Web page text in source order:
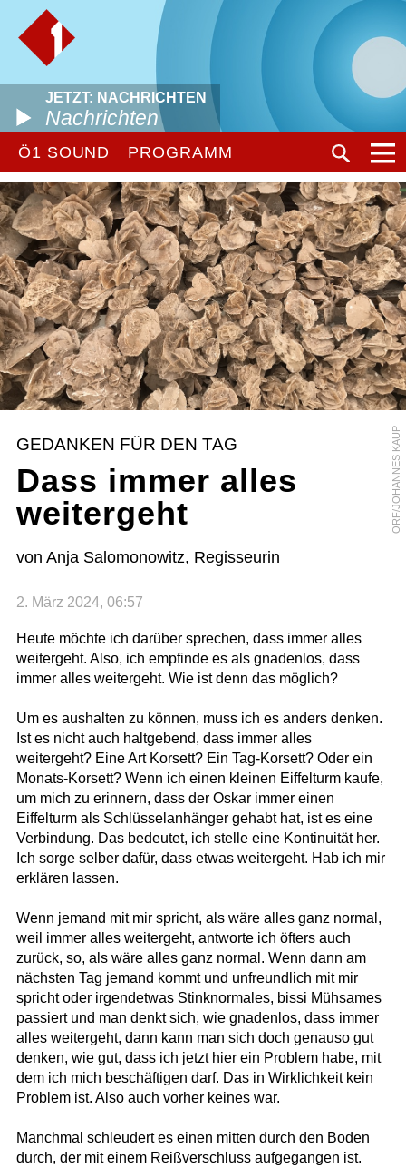
JETZT: NACHRICHTEN
Nachrichten
Ö1 SOUND PROGRAMM
ORF/JOHANNES KAUP
GEDANKEN FÜR DEN TAG
Dass immer alles
weitergeht
von Anja Salomonowitz, Regisseurin
2. März 2024, 06:57
Heute möchte ich darüber sprechen, dass immer alles
weitergeht. Also, ich empfinde es als gnadenlos, dass
immer alles weitergeht. Wie ist denn das möglich?
Um es aushalten zu können, muss ich es anders denken.
Ist es nicht auch haltgebend, dass immer alles
weitergeht? Eine Art Korsett? Ein Tag-Korsett? Oder ein
Monats-Korsett? Wenn ich einen kleinen Eiffelturm kaufe,
um mich zu erinnern, dass der Oskar immer einen
Eiffelturm als Schlüsselanhänger gehabt hat, ist es eine
Verbindung. Das bedeutet, ich stelle eine Kontinuität her.
Ich sorge selber dafür, dass etwas weitergeht. Hab ich mir
erklären lassen.
Wenn jemand mit mir spricht, als wäre alles ganz normal,
weil immer alles weitergeht, antworte ich öfters auch
zurück, so, als wäre alles ganz normal. Wenn dann am
nächsten Tag jemand kommt und unfreundlich mit mir
spricht oder irgendetwas Stinknormales, bissi Mühsames
passiert und man denkt sich, wie gnadenlos, dass immer
alles weitergeht, dann kann man sich doch genauso gut
denken, wie gut, dass ich jetzt hier ein Problem habe, mit
dem ich mich beschäftigen darf. Das in Wirklichkeit kein
Problem ist. Also auch vorher keines war.
Manchmal schleudert es einen mitten durch den Boden
durch, der mit einem Reißverschluss aufgegangen ist.